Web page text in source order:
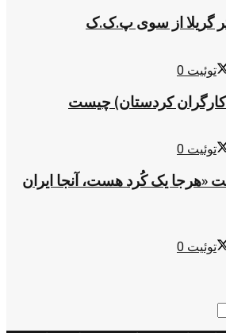
گریلا از سوی پ.ک.ک
توئیت 0
کردستان) چیست
توئیت 0
«هرجا یک کُرد هست، آنجا ایران
توئیت 0